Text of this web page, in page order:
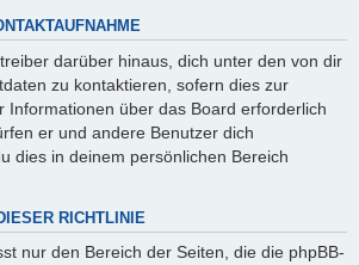
darüber hinaus, dich unter den von dir
zu kontaktieren, sofern dies zur
Informationen über das Board erforderlich
er und andere Benutzer dich
dies in deinem persönlichen Bereich
RICHTLINIE
nur den Bereich der Seiten, die die phpBB-